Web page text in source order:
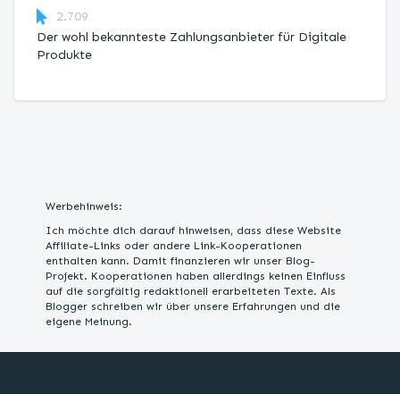
2.709
Der wohl bekannteste Zahlungsanbieter für Digitale
Produkte
Werbehinweis:
Ich möchte dich darauf hinweisen, dass diese Website
Affiliate-Links oder andere Link-Kooperationen
enthalten kann. Damit finanzieren wir unser Blog-
Projekt. Kooperationen haben allerdings keinen Einfluss
auf die sorgfältig redaktionell erarbeiteten Texte. Als
Blogger schreiben wir über unsere Erfahrungen und die
eigene Meinung.